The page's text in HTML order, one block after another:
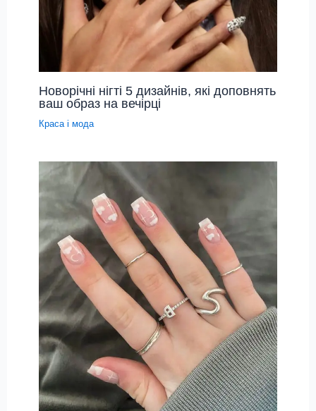
Новорічні нігті 5 дизайнів, які доповнять
ваш образ на вечірці
Краса і мода